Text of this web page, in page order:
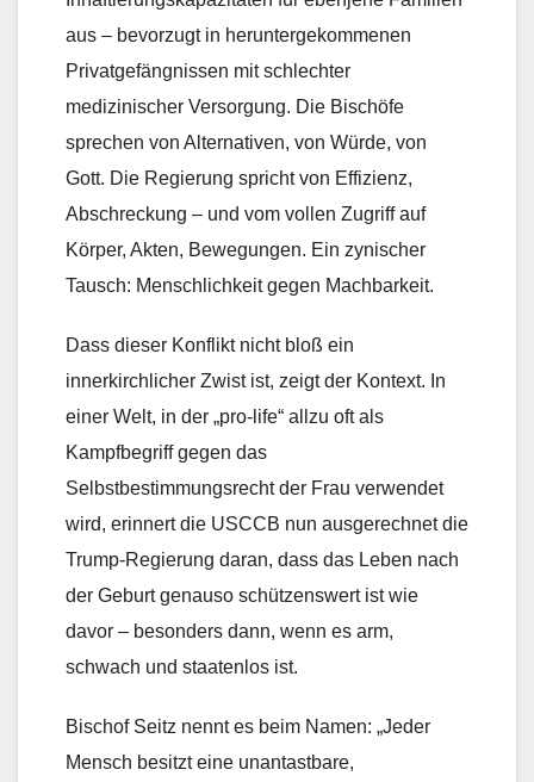
aus – bevorzugt in heruntergekommenen
Privatgefängnissen mit schlechter
medizinischer Versorgung. Die Bischöfe
sprechen von Alternativen, von Würde, von
Gott. Die Regierung spricht von Effizienz,
Abschreckung – und vom vollen Zugriff auf
Körper, Akten, Bewegungen. Ein zynischer
Tausch: Menschlichkeit gegen Machbarkeit.
Dass dieser Konflikt nicht bloß ein
innerkirchlicher Zwist ist, zeigt der Kontext. In
einer Welt, in der „pro-life“ allzu oft als
Kampfbegriff gegen das
Selbstbestimmungsrecht der Frau verwendet
wird, erinnert die USCCB nun ausgerechnet die
Trump-Regierung daran, dass das Leben nach
der Geburt genauso schützenswert ist wie
davor – besonders dann, wenn es arm,
schwach und staatenlos ist.
Bischof Seitz nennt es beim Namen: „Jeder
Mensch besitzt eine unantastbare,